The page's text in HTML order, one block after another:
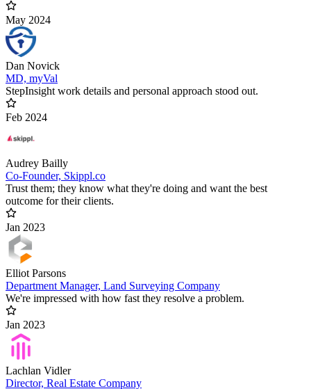
May 2024
Dan Novick
MD, myVal
StepInsight work details and personal approach stood out.
Feb 2024
Audrey Bailly
Co-Founder, Skippl.co
Trust them; they know what they're doing and want the best
outcome for their clients.
Jan 2023
Elliot Parsons
Department Manager, Land Surveying Company
We're impressed with how fast they resolve a problem.
Jan 2023
Lachlan Vidler
Director, Real Estate Company